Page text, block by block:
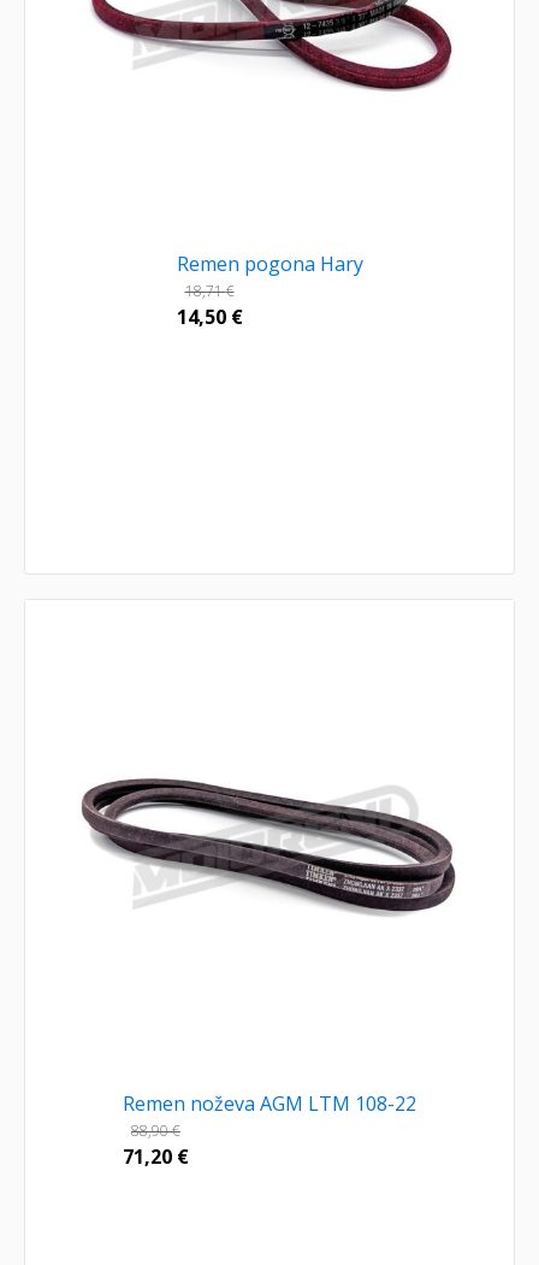
Remen pogona Hary
18,71€
14,50 €
Remen noževa AGM LTM 108-22
88,90€
71,20 €